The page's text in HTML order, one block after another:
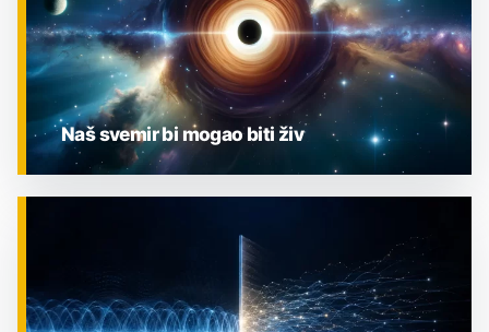
Naš svemir bi mogao biti živ